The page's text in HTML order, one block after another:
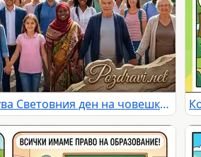
Разнообразна група празнува Световния ден на човешките права с послания за равенство и мир.